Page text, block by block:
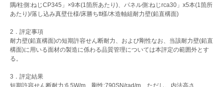
隅/柱側:ねじCP345」×9本(1箇所あたり)、パネル側:ねじrca30」x5本(1箇所
あたり)/落し込み真壁仕様/床勝ちtt樣/木造軸組耐力壁(鉛直構面)
2 ． 評定事項
耐力壁(鉛直構面)の短期許容せん断耐力、および剛性なお、当該耐力壁(鉛直
構面)に用いる面材の製造に係わる品質管理については本評定の範囲外とす
る。
3 ． 評定結果
短期許容せん断耐力:6,5W/m 剛性:790SN/rad/m ただし、内法高さ